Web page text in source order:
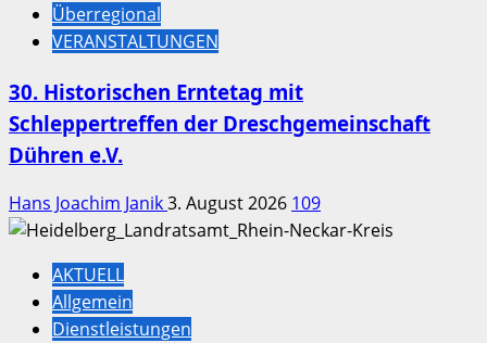
Überregional
VERANSTALTUNGEN
30. Historischen Erntetag mit
Schleppertreffen der Dreschgemeinschaft
Dühren e.V.
Hans Joachim Janik3. August 2026 109
AKTUELL
Allgemein
Dienstleistungen